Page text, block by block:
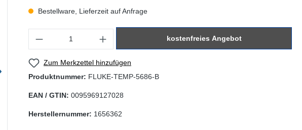
Bestellware, Lieferzeit auf Anfrage
kostenfreies Angebot
Zum Merkzettel hinzufügen
Produktnummer: FLUKE-TEMP-5686-B
EAN / GTIN: 0095969127028
Herstellernummer: 1656362